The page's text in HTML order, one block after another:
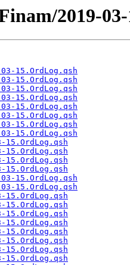
2019-
15.OrdLog.qsh
15.OrdLog.qsh
15.OrdLog.qsh
15.OrdLog.qsh
15.OrdLog.qsh
15.OrdLog.qsh
15.OrdLog.qsh
15.OrdLog.qsh
15.OrdLog.qsh
15.OrdLog.qsh
15.OrdLog.qsh
15.OrdLog.qsh
15.OrdLog.qsh
15.OrdLog.qsh
15.OrdLog.qsh
15.OrdLog.qsh
15.OrdLog.qsh
15.OrdLog.qsh
15.OrdLog.qsh
15.OrdLog.qsh
15.OrdLog.qsh
15.OrdLog.qsh